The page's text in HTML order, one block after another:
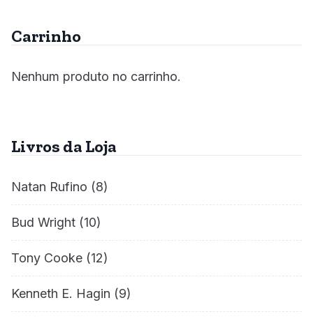
Carrinho
Nenhum produto no carrinho.
Livros da Loja
Natan Rufino (8)
Bud Wright (10)
Tony Cooke (12)
Kenneth E. Hagin (9)